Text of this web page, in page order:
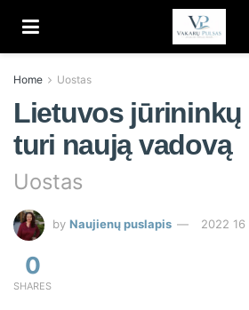
Home Uostas
Lietuvos jūrininkų
turi naują vadovą
Uostas
by Naujienų puslapis 2022 16
0
SHARES